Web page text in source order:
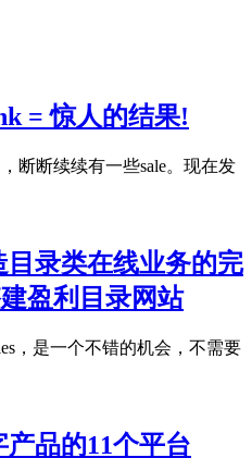
= 惊人的结果!
断断续续有一些sale。现在发
录类在线业务的完
盈利目录网站
，是一个不错的机会，不需要
产品的11个平台